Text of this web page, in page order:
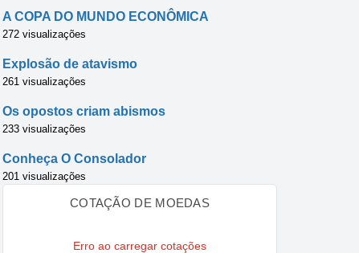
A COPA DO MUNDO ECONÔMICA
272 visualizações
Explosão de atavismo
261 visualizações
Os opostos criam abismos
233 visualizações
Conheça O Consolador
201 visualizações
COTAÇÃO DE MOEDAS
Erro ao carregar cotações